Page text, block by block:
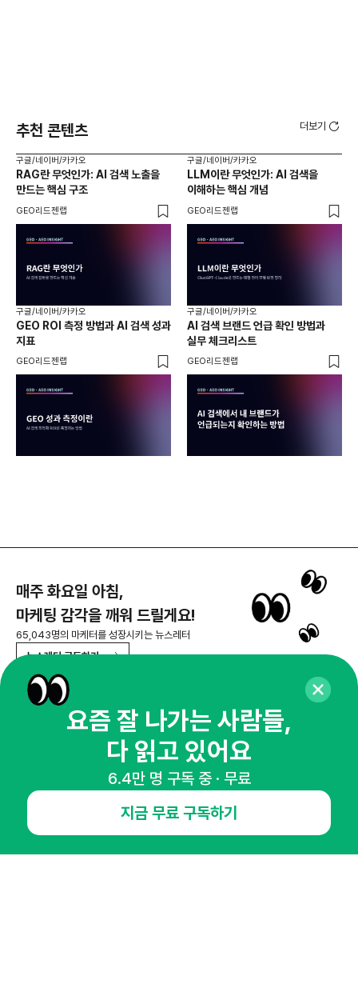
추천 콘텐츠 더보기
구글/네이버/카카오
RAG란 무엇인가: AI 검색 노출을
만드는 핵심 구조
GEO리드젠랩
구글/네이버/카카오
LLM이란 무엇인가: AI 검색을
이해하는 핵심 개념
GEO리드젠랩
구글/네이버/카카오
GEO ROI 측정 방법과 AI 검색 성과
지표
GEO리드젠랩
구글/네이버/카카오
AI 검색 브랜드 언급 확인 방법과
실무 체크리스트
GEO리드젠랩
매주 화요일 아침,
마케팅 감각을 깨워 드릴게요!
65,043명의 마케터를 성장시키는 뉴스레터
뉴스레터 구독하기
오픈애즈란 공지사항 제휴문의
인사이터 신청
요즘 잘 나가는 사람들,
다 읽고 있어요
6.4만 명 구독 중 · 무료
지금 무료 구독하기